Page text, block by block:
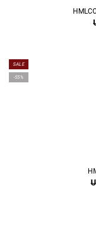
SALE
-55%